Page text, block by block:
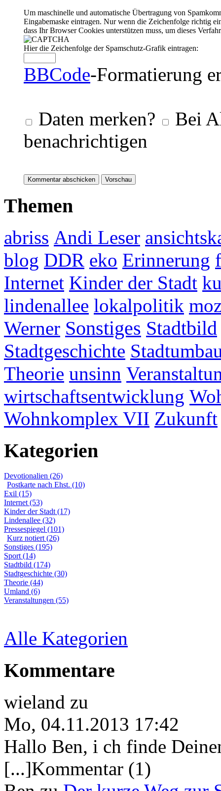
Um maschinelle und automatische Übertragung von
Eingabemaske eintragen. Nur wenn die Zeichenfolge richtig
dass Ihr Browser Cookies unterstützen muss, um dieses
Hier die Zeichenfolge der Spamschutz-Grafik eintragen:
BBCode-Formatierung
Daten merken?
Bei
benachrichtigen
Themen
abriss Andi Leser
blog DDR eko Erinnerung
Internet Kinder der Stadt
lindenallee lokalpolitik
Werner Sonstiges Stadtbild
Stadtgeschichte
Theorie unsinn
wirtschaftsentwicklung
Wohnkomplex VII Zukunft
Kategorien
Devotionalien (26)
Postkarte nach Ehst. (10)
Exil (15)
Internet (53)
Kinder der Stadt (17)
Lindenallee (32)
Pressespiegel (101)
Kurz notiert (26)
Sonstiges (195)
Sport (14)
Stadtbild (174)
Stadtgeschichte (30)
Theorie (44)
Umland (6)
Veranstaltungen (55)
Alle Kategorien
Kommentare
wieland zu
Mo, 04.11.2013 17:42
Hallo Ben, i ch finde
[...]Kommentar (1)